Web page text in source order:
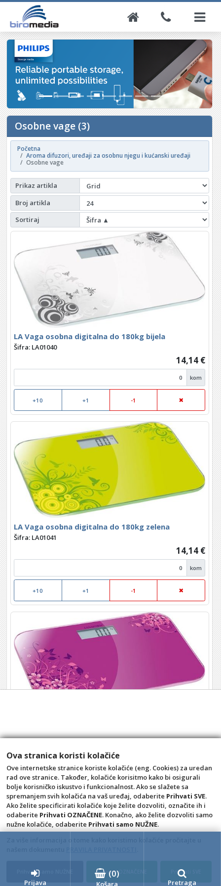
Osobne vage (3)
Početna
Aroma difuzori, uređaji za osobnu njegu i kućanski uređaji
Osobne vage
Prikaz artikla
Broj artikla
Sortiraj
LA Vaga osobna digitalna do 180kg bijela
Šifra: LA01040
14,14 €
kom
+10 +1 -1
LA Vaga osobna digitalna do 180kg zelena
Šifra: LA01041
14,14 €
kom
+10 +1 -1
14,14 €
+10 +1 -1
4D Wand IMC 24.11.14.1
Ova stranica koristi kolačiće
Ove internetske stranice koriste kolačiće (eng. Cookies) za uredan
rad ove stranice. Također, kolačiće korisitmo kako bi osigurali
bolje korisničko iskustvo i funkcionalnost. Ako se slažete sa
spremanjem svih kolačića na vaš uređaj, odaberite Prihvati SVE.
Ako želite specificirati kolačiće koje želite dozvoliti, označite ih i
odaberite Prihvati OZNAČENE. Konačno, ako želite dozvoliti samo
nužne kolačiće, odaberite Prihvati samo NUŽNE.
Prihvati samo NUŽNE Prihvati OZNAČENE Prihvati SVE
Prijava
(0)
Košara Pretraga